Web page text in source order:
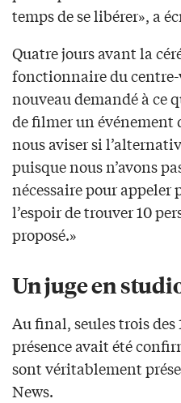
temps de se libérer», a
Quatre jours avant la
fonctionnaire du
nouveau demandé à ce
de filmer un événement
nous aviser si
puisque nous n’avons
nécessaire pour appeler
l’espoir de trouver 10
proposé.»
Un juge en
Au final, seules trois des
présence avait été
sont véritablement
News.